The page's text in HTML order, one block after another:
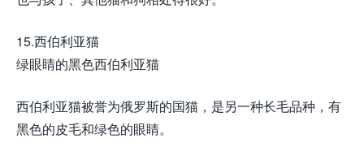
15.西伯利亚猫
绿眼睛的黑色西伯利亚猫
西伯利亚猫被誉为俄罗斯的国猫，是另一种长毛品种，有
黑色的皮毛和绿色的眼睛。